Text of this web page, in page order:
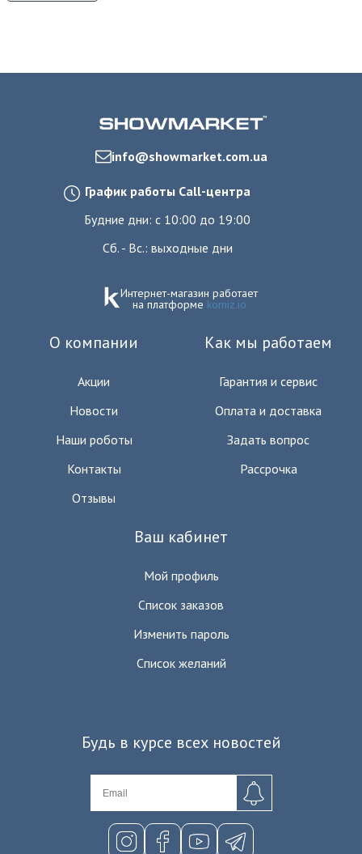
info@showmarket.com.ua
График работы Call-центра
Будние дни: с 10:00 до 19:00
Сб. - Вс.: выходные дни
Интернет-магазин работает
на платформе komiz.io
О компании
Акции
Новости
Наши роботы
Контакты
Отзывы
Как мы работаем
Гарантия и сервис
Оплата и доставка
Задать вопрос
Рассрочка
Ваш кабинет
Мой профиль
Список заказов
Изменить пароль
Список желаний
Будь в курсе всех новостей